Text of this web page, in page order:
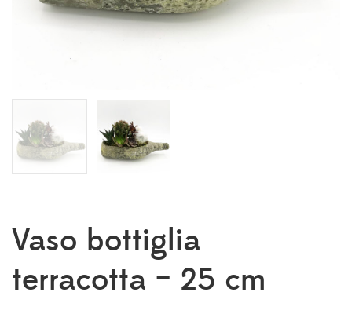
Vaso bottiglia
terracotta – 25 cm